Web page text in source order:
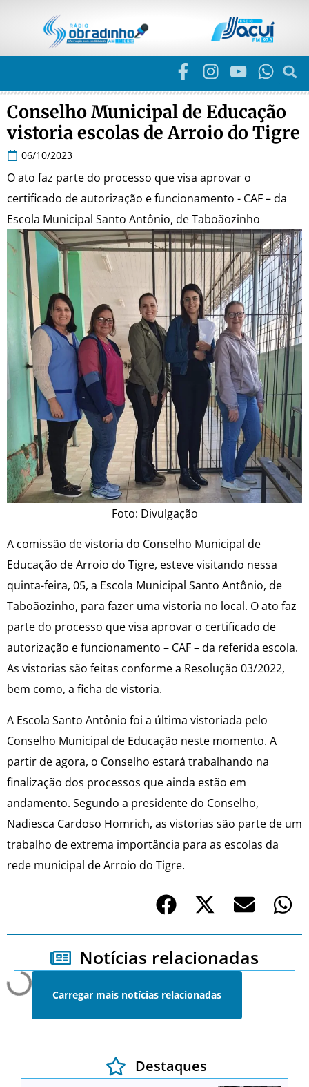
Conselho Municipal de Educação
vistoria escolas de Arroio do Tigre
06/10/2023
O ato faz parte do processo que visa aprovar o
certificado de autorização e funcionamento - CAF – da
Escola Municipal Santo Antônio, de Taboãozinho
Foto: Divulgação
A comissão de vistoria do Conselho Municipal de
Educação de Arroio do Tigre, esteve visitando nessa
quinta-feira, 05, a Escola Municipal Santo Antônio, de
Taboãozinho, para fazer uma vistoria no local. O ato faz
parte do processo que visa aprovar o certificado de
autorização e funcionamento – CAF – da referida escola.
As vistorias são feitas conforme a Resolução 03/2022,
bem como, a ficha de vistoria.
A Escola Santo Antônio foi a última vistoriada pelo
Conselho Municipal de Educação neste momento. A
partir de agora, o Conselho estará trabalhando na
finalização dos processos que ainda estão em
andamento. Segundo a presidente do Conselho,
Nadiesca Cardoso Homrich, as vistorias são parte de um
trabalho de extrema importância para as escolas da
rede municipal de Arroio do Tigre.
Notícias relacionadas
Carregar mais notícias relacionadas
Destaques